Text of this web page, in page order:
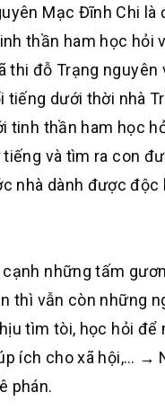
Mạc Đĩnh Chi là
thần ham học hỏi
thi đỗ Trạng nguyên
tiếng dưới thời nhà
tinh thần ham học
và tìm ra con
nhà dành được độc
cạnh những tấm
thì vẫn còn những
tìm tòi, học hỏi để
ích cho xã hội,… →
phán.